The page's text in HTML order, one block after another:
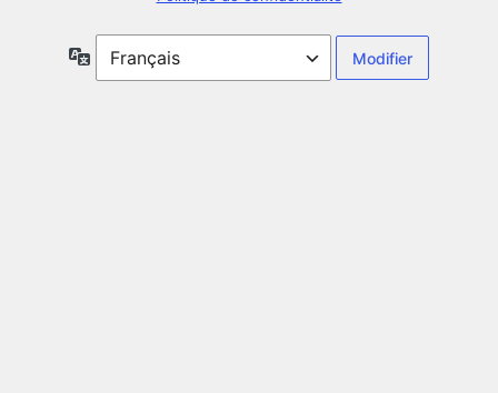
Langue